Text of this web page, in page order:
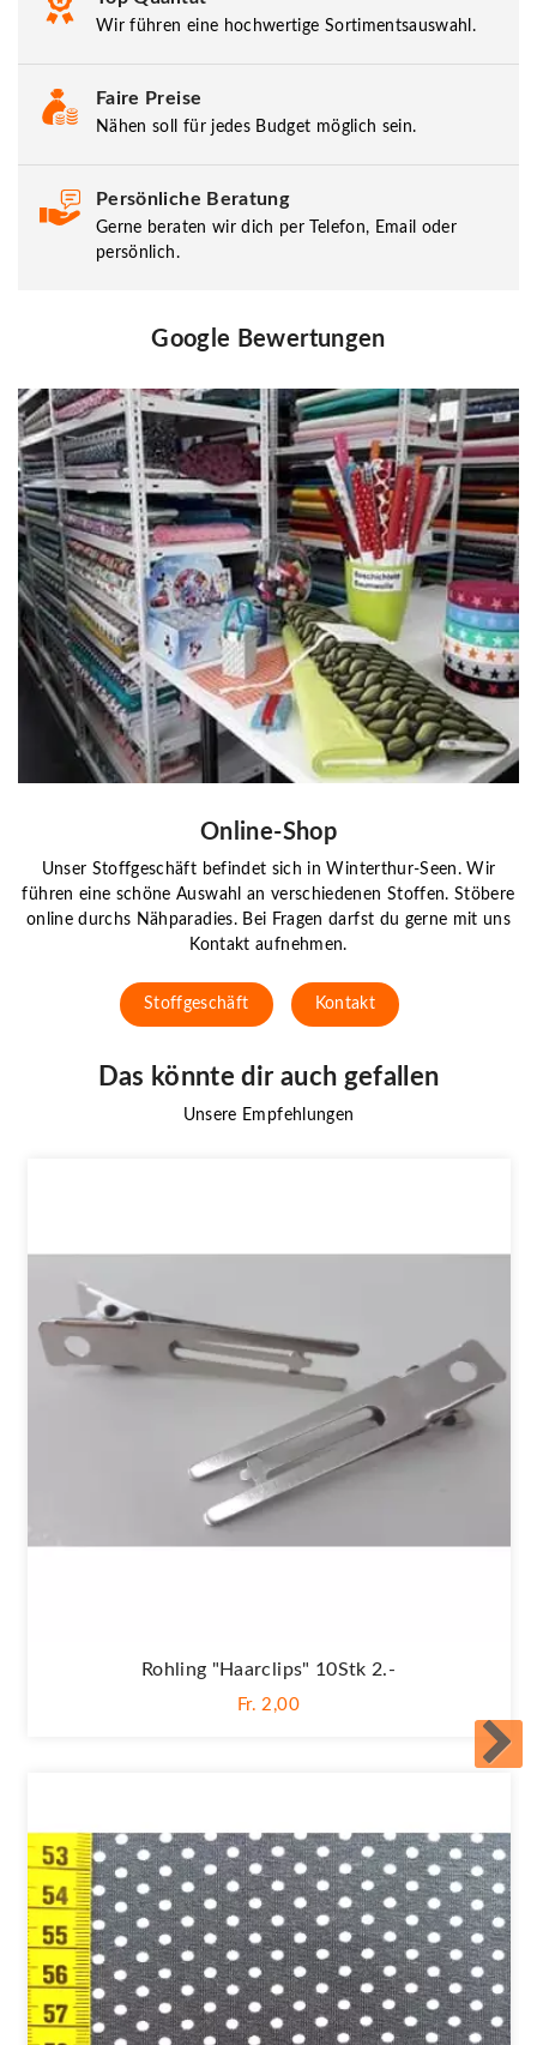
Wir führen eine hochwertige Sortimentsauswahl.
Faire Preise
Nähen soll für jedes Budget möglich sein.
Persönliche Beratung
Gerne beraten wir dich per Telefon, Email oder
persönlich.
Google Bewertungen
Online-Shop
Unser Stoffgeschäft befindet sich in Winterthur-Seen. Wir
führen eine schöne Auswahl an verschiedenen Stoffen. Stöbere
online durchs Nähparadies. Bei Fragen darfst du gerne mit uns
Kontakt aufnehmen.
Stoffgeschäft Kontakt
Das könnte dir auch gefallen
Unsere Empfehlungen
Rohling "Haarclips" 10Stk 2.-
Fr. 2,00